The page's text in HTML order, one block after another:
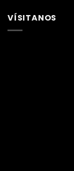
VÍSITANOS